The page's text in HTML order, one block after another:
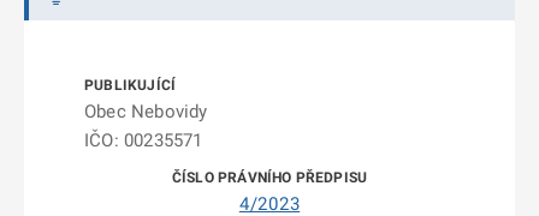
Obec Nebovidy
IČO: 00235571
4/2023